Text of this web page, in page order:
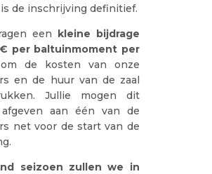
de inschrijving definitief.
een kleine bijdrage
per baltuinmoment per
om de kosten van onze
en de huur van de zaal
Jullie mogen dit
afgeven aan één van de
net voor de start van de
seizoen zullen we in